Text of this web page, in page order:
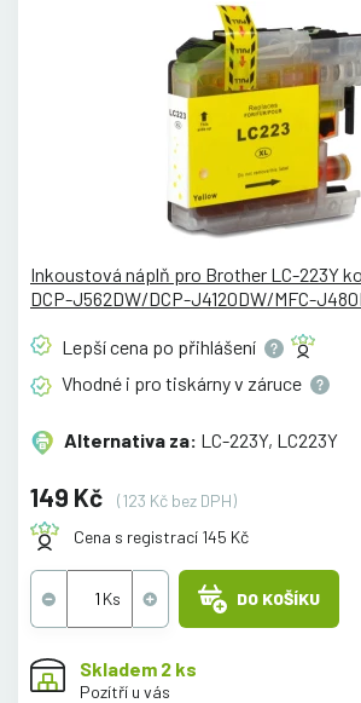
Inkoustová náplň pro Brother LC-223Y
DCP-J562DW/DCP-J4120DW/MFC-
Lepší cena po přihlášení
Vhodné i pro tiskárny v záruce
Alternativa za: LC-223Y, LC223Y
149 Kč
(123 Kč bez DPH)
Cena s registrací 145 Kč
DO KOŠÍKU
Skladem 2 ks
Pozítří u vás